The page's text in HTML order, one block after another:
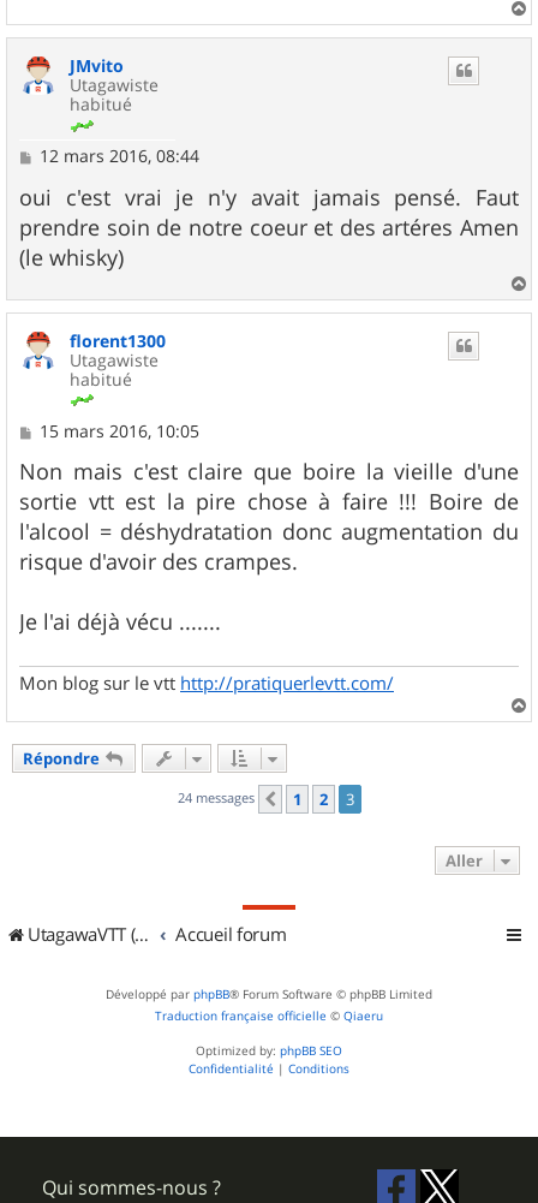
a
JMvito
Utagawiste
habitué
M
s
s
a
g
e
12 mars 2016, 08:44
oui c'est vrai je n'y avait jamais pensé. Faut
prendre soin de notre coeur et des artéres Amen
(le whisky)
a
u
florent1300
Utagawiste
habitué
M
s
s
a
g
e
15 mars 2016, 10:05
Non mais c'est claire que boire la vieille d'une
sortie vtt est la pire chose à faire !!! Boire de
l'alcool = déshydratation donc augmentation du
risque d'avoir des crampes.
Je l'ai déjà vécu .......
Mon blog sur le vtt http://pratiquerlevtt.com/
a
Répondre
24 messages Précédent
1 2 3
Aller
UtagawaVTT (Randos VTT et VTTAE avec traces GPS) Accueil forum
Développé par phpBB® Forum Software © phpBB Limited
Traduction française officielle © Qiaeru
Optimized by: phpBB SEO
Confidentialité | Conditions
Qui sommes-nous ?